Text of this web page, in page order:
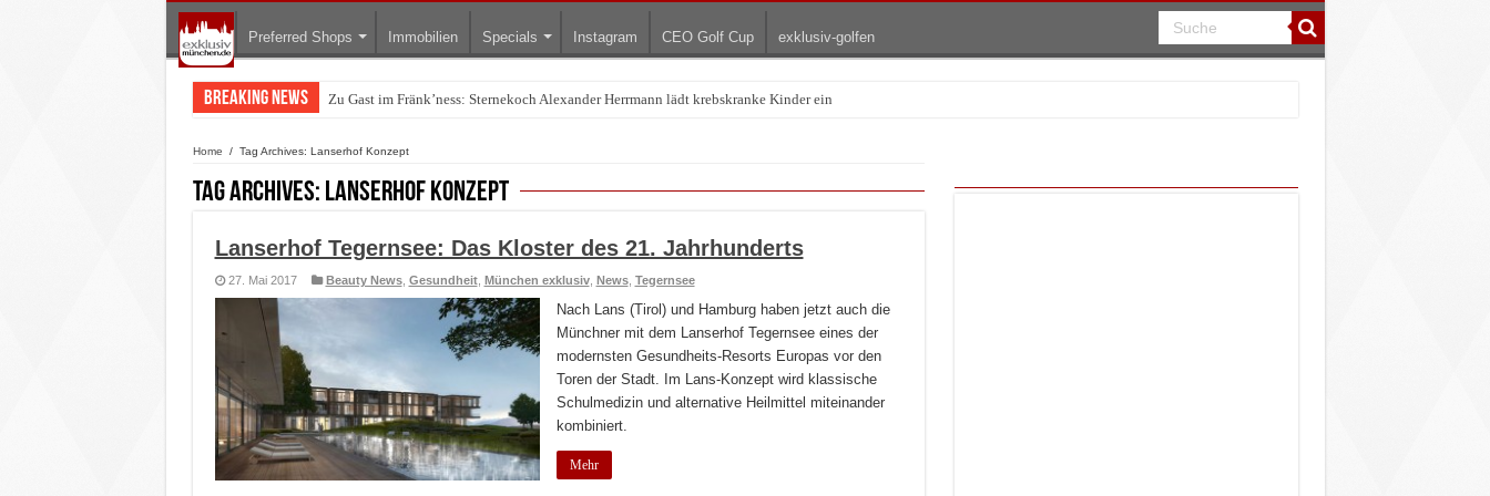
Preferred Shops Immobilien Specials Instagram CEO Golf Cup exklusiv-golfen
Breaking News Zu Gast im Fränk’ness: Sternekoch Alexander Herrmann lädt krebskranke Kinder ein
Warum München gerade zum Treffpunkt der Lingerie-Branche wurde
Home / Tag Archives: Lanserhof Konzept
Tag Archives: Lanserhof Konzept
Lanserhof Tegernsee: Das Kloster des 21. Jahrhunderts
27. Mai 2017 Beauty News, Gesundheit, München exklusiv, News, Tegernsee
Nach Lans (Tirol) und Hamburg haben jetzt auch die
Münchner mit dem Lanserhof Tegernsee eines der
modernsten Gesundheits-Resorts Europas vor den
Toren der Stadt. Im Lans-Konzept wird klassische
Schulmedizin und alternative Heilmittel miteinander
kombiniert.
Mehr